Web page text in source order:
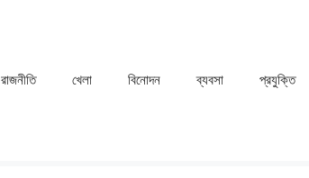
রাজনীতি খেলা ⁠বিনোদন ব্যবসা প্রযুক্তি